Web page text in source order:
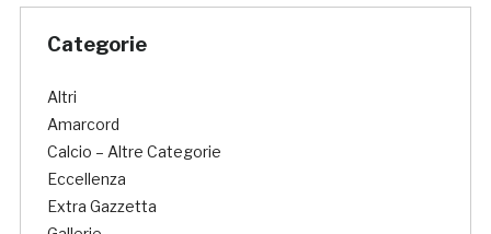
Categorie
Altri
Amarcord
Calcio – Altre Categorie
Eccellenza
Extra Gazzetta